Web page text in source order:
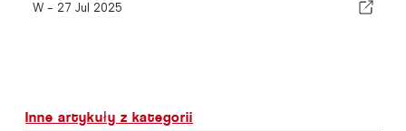
W - 27 Jul 2025
Inne artykuły z kategorii